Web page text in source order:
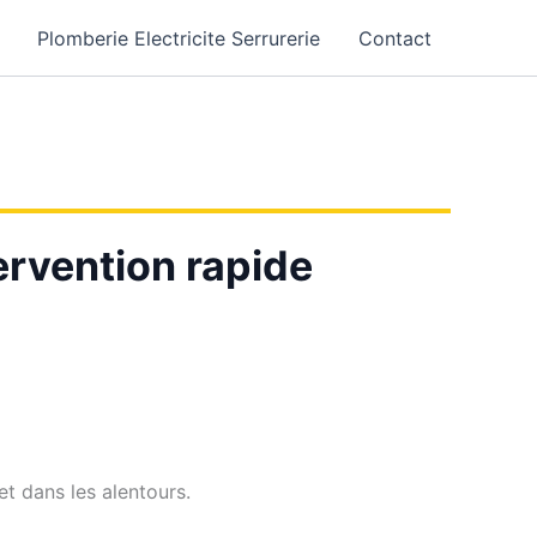
Plomberie Electricite Serrurerie Contact
rapide
dans les alentours.